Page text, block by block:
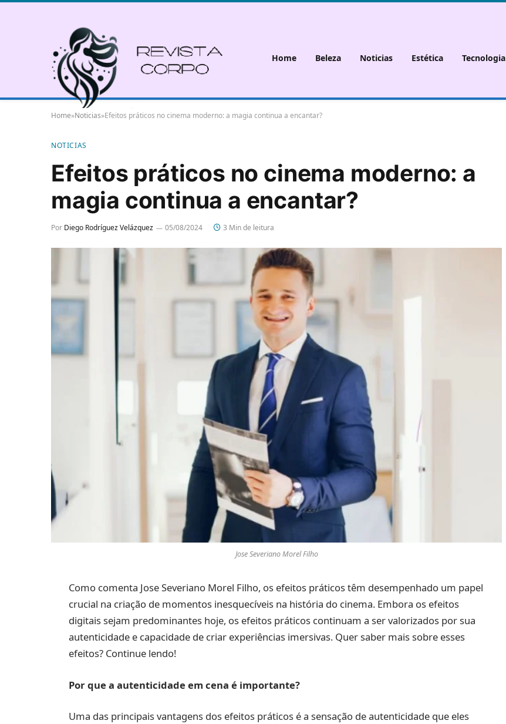
Home Beleza Noticias Estética Tecnologia
Home»Noticias»Efeitos práticos no cinema moderno: a magia continua a encantar?
NOTICIAS
Efeitos práticos no cinema moderno: a
magia continua a encantar?
Por Diego Rodríguez Velázquez 05/08/2024 3 Min de leitura
Jose Severiano Morel Filho
Como comenta Jose Severiano Morel Filho, os efeitos práticos têm desempenhado um papel
crucial na criação de momentos inesquecíveis na história do cinema. Embora os efeitos
digitais sejam predominantes hoje, os efeitos práticos continuam a ser valorizados por sua
autenticidade e capacidade de criar experiências imersivas. Quer saber mais sobre esses
efeitos? Continue lendo!
Por que a autenticidade em cena é importante?
Uma das principais vantagens dos efeitos práticos é a sensação de autenticidade que eles